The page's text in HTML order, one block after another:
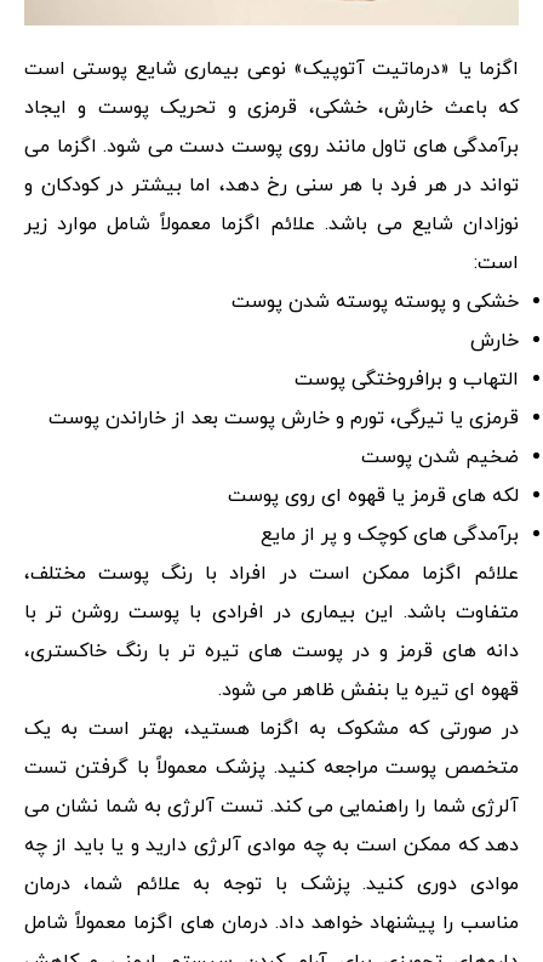
اگزما یا «درماتیت آتوپیک» نوعی بیماری شایع پوستی است
که باعث خارش، خشکی، قرمزی و تحریک پوست و ایجاد
برآمدگی ‌های تاول مانند روی پوست دست می ‌شود. اگزما می
تواند در هر فرد با هر سنی رخ دهد، اما بیشتر در کودکان و
نوزادان شایع می باشد. علائم اگزما معمولاً شامل موارد زیر
است:
خشکی و پوسته پوسته شدن پوست
خارش
التهاب و برافروختگی پوست
قرمزی یا تیرگی، تورم و خارش پوست بعد از خاراندن پوست
ضخیم شدن پوست
لکه های قرمز یا قهوه ای روی پوست
برآمدگی های کوچک و پر از مایع
علائم اگزما ممکن است در افراد با رنگ پوست مختلف،
متفاوت باشد. این بیماری در افرادی با پوست روشن تر با
دانه های قرمز و در پوست های تیره تر با رنگ خاکستری،
قهوه ای تیره یا بنفش ظاهر می شود.
در صورتی که مشکوک به اگزما هستید، بهتر است به یک
متخصص پوست مراجعه کنید. پزشک معمولاً با گرفتن تست
آلرژی شما را راهنمایی می کند. تست آلرژی به شما نشان می
دهد که ممکن است به چه موادی آلرژی دارید و یا باید از چه
موادی دوری کنید. پزشک با توجه به علائم شما، درمان
مناسب را پیشنهاد خواهد داد. درمان های اگزما معمولاً شامل